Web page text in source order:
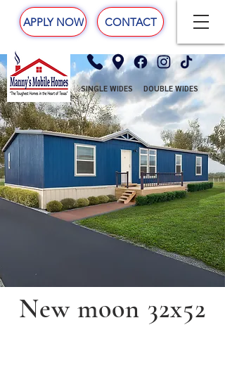
DOUBLE WIDES
APPLY NOW CONTACT
SINGLE WIDES
New moon 32x52